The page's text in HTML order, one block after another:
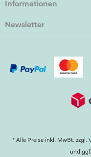
Informationen
Newsletter
* Alle Preise inkl. MwSt. zzgl.
und